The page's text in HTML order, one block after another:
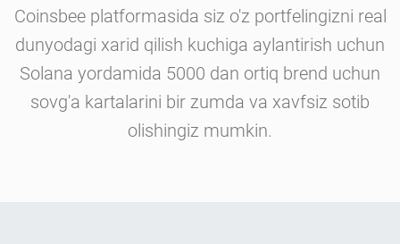
Coinsbee platformasida siz o'z portfelingizni real
dunyodagi xarid qilish kuchiga aylantirish uchun
Solana yordamida 5000 dan ortiq brend uchun
sovg'a kartalarini bir zumda va xavfsiz sotib
olishingiz mumkin.